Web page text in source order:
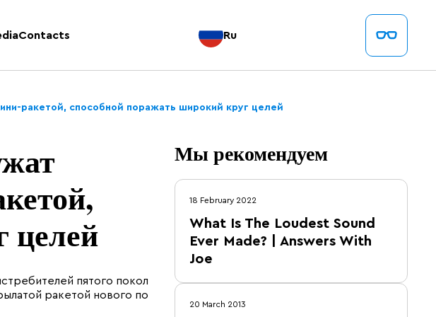
Contacts Ru
ракетой, способной поражать широкий круг целей
целей
пятого покол
ракетой нового по
Мы рекомендуем
18 February 2022
What Is The Loudest Sound
Ever Made? | Answers With
Joe
20 March 2013